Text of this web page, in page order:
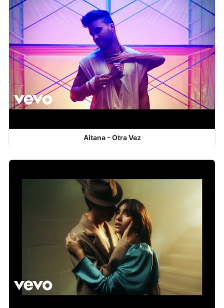
Aitana - Otra Vez